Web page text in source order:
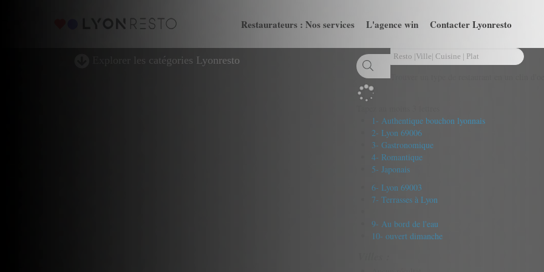
Restaurateurs : Nos services L'agence win Contacter Lyonresto
Explorer les catégories Lyonresto
1- Authentique bouchon lyonnais
2- Lyon 69006
3- Gastronomique
4- Romantique
5- Japonais
6- Lyon 69003
7- Terrasses à Lyon
9- Au bord de l'eau
10- ouvert dimanche